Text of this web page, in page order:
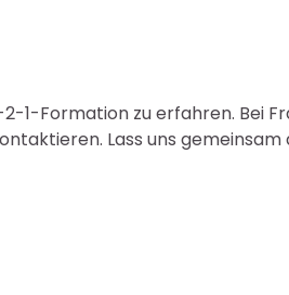
1-Formation zu erfahren. Bei
Lass uns gemeinsam